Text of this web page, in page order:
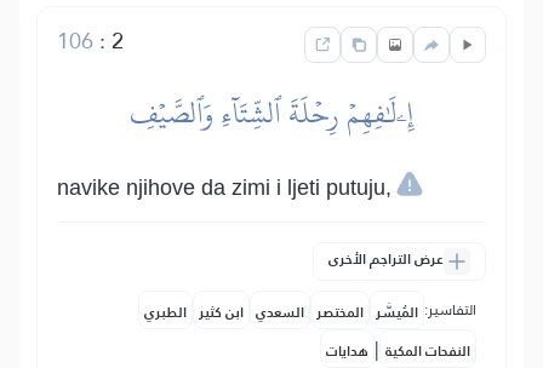
2
:
106
إِۦلَٰفِهِمۡ رِحۡلَةَ ٱلشِّتَآءِ وَٱلصَّيۡفِ
navike njihove da zimi i ljeti putuju,
عرض التراجم الأخرى
التفاسير: المُيسَّر المختصر السعدي ابن كثير الطبري
النفحات المكية | هدايات